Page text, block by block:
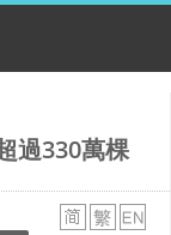
過330萬棵